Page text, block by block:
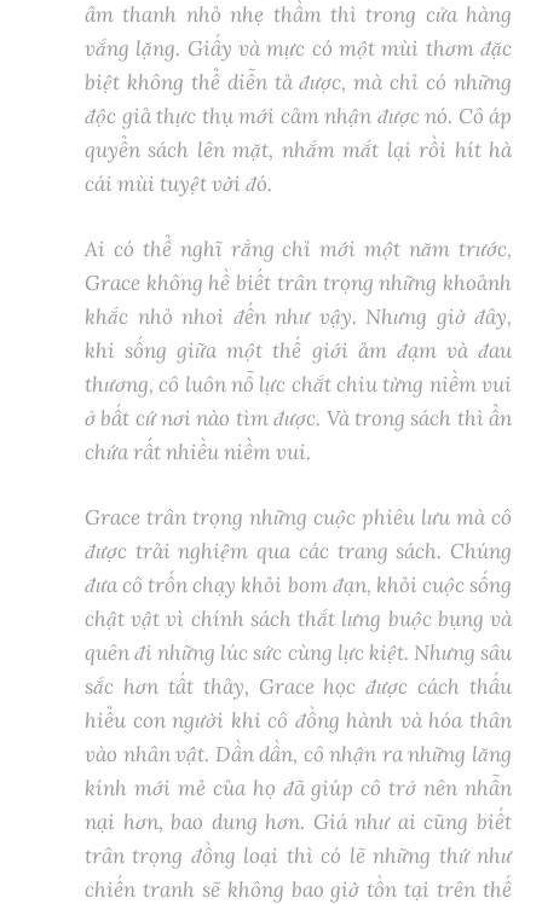
âm thanh nhỏ nhẹ thầm thì trong cửa hàng
vắng lặng. Giấy và mực có một mùi thơm đặc
biệt không thể diễn tả được, mà chỉ có những
độc giả thực thụ mới cảm nhận được nó. Cô áp
quyển sách lên mặt, nhắm mắt lại rồi hít hà
cái mùi tuyệt vời đó.
Ai có thể nghĩ rằng chỉ mới một năm trước,
Grace không hề biết trân trọng những khoảnh
khắc nhỏ nhoi đến như vậy. Nhưng giờ đây,
khi sống giữa một thế giới ảm đạm và đau
thương, cô luôn nỗ lực chắt chiu từng niềm vui
ở bất cứ nơi nào tìm được. Và trong sách thì ẩn
chứa rất nhiều niềm vui.
Grace trân trọng những cuộc phiêu lưu mà cô
được trải nghiệm qua các trang sách. Chúng
đưa cô trốn chạy khỏi bom đạn, khỏi cuộc sống
chật vật vì chính sách thắt lưng buộc bụng và
quên đi những lúc sức cùng lực kiệt. Nhưng sâu
sắc hơn tất thảy, Grace học được cách thấu
hiểu con người khi cô đồng hành và hóa thân
vào nhân vật. Dần dần, cô nhận ra những lăng
kính mới mẻ của họ đã giúp cô trở nên nhẫn
nại hơn, bao dung hơn. Giá như ai cũng biết
trân trọng đồng loại thì có lẽ những thứ như
chiến tranh sẽ không bao giờ tồn tại trên thế